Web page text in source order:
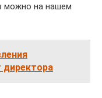
можно на нашем
директора